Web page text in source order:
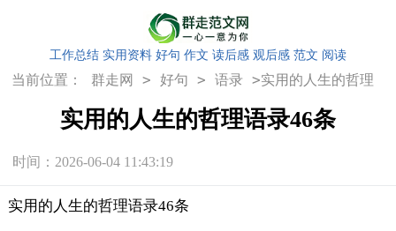
工作总结 实用资料 好句 作文 读后感 观后感 范文 阅读
当前位置： 群走网 > 好句 > 语录 >实用的人生的哲理
语录46条实用的人生的哲理语录46条
时间：2026-06-04 11:43:19
实用的人生的哲理语录46条